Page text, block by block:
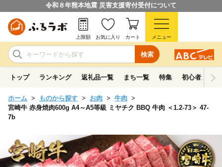
令和８年熊本地震 災害支援寄付受付について
検索
上限額 お気に入り カート メニュー
トップ ランキング 返礼品一覧 まち一覧 特集 初心者ガイド
ホーム ものから探す お肉
牛肉
宮崎牛 赤身焼肉600g A4～A5等級 ミヤチク BBQ 牛肉 ＜1.2-73＞ 47-
7b